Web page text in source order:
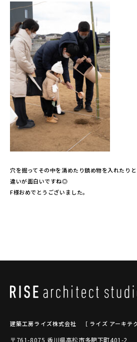
穴を掘ってその中を清めたり鎮め物を入れたりと
違いが面白いですね◎
F様おめでとうございました。
建築工房ライズ株式会社 ［ ライズ アーキテ
〒761-8075 香川県高松市多肥下町401-2